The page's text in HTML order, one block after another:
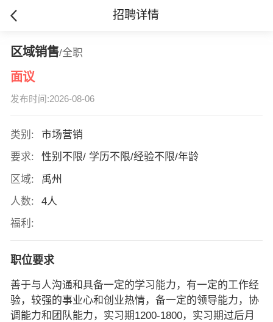
招聘详情
区域销售/全职
面议
发布时间:2026-08-06
类别:
市场营销
要求:
性别不限/ 学历不限/经验不限/年龄
区域:
禹州
人数:
4人
福利:
职位要求
善于与人沟通和具备一定的学习能力，有一定的工作经
验，较强的事业心和创业热情，备一定的领导能力，协
调能力和团队能力，实习期1200-1800，实习期过后月